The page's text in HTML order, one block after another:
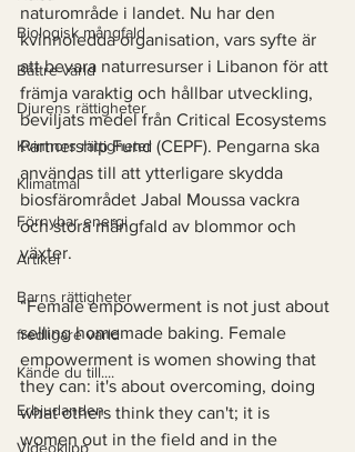
Biologisk mångfald
Bättre värld
Djurens rättigheter
Kvinnors rättigheter
Klimatmål
Förnybar energi
Artikel
Barns rättigheter
fredligare värld
Kände du till....
Erbjudanden
Videoklipp
naturområde i landet. Nu har den
kvinnoledda organisation, vars syfte är
att bevara naturresurser i Libanon för att
främja varaktig och hållbar utveckling,
beviljats medel från Critical Ecosystems
Partnership Fund (CEPF). Pengarna ska
användas till att ytterligare skydda
biosfärområdet Jabal Moussa vackra
och stora mångfald av blommor och
växter.
“Female empowerment is not just about
selling homemade baking. Female
empowerment is women showing that
they can: it's about overcoming, doing
what others think they can't; it is
women out in the field and in the